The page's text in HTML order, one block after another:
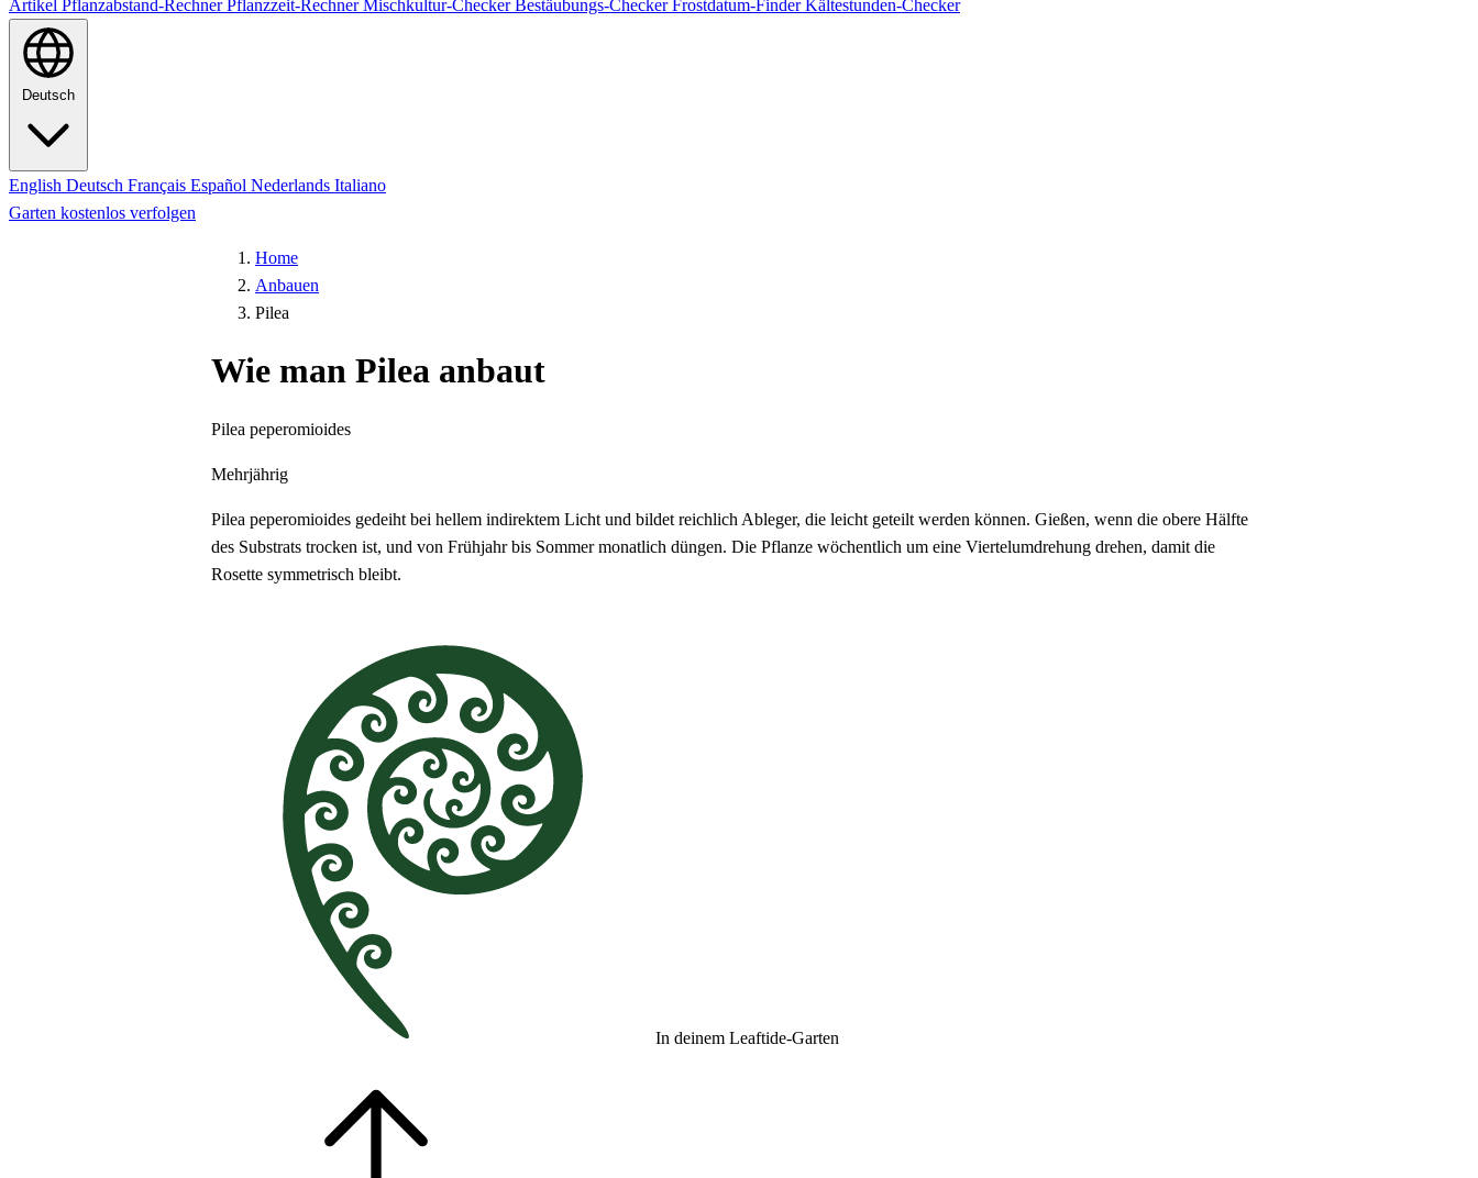
Artikel Pflanzabstand-RechnerPflanzzeit-RechnerMischkultur-CheckerBestäubungs-CheckerFrostdatum-FinderKältestunden-Checker
Deutsch
English Deutsch Français Español Nederlands Italiano
Garten kostenlos verfolgen
Home
Anbauen
Pilea
Wie man Pilea anbaut
Pilea peperomioides
Mehrjährig
Pilea peperomioides gedeiht bei hellem indirektem Licht und bildet reichlich Ableger, die leicht geteilt werden können. Gießen, wenn die obere Hälfte
des Substrats trocken ist, und von Frühjahr bis Sommer monatlich düngen. Die Pflanze wöchentlich um eine Viertelumdrehung drehen, damit die
Rosette symmetrisch bleibt.
In deinem Leaftide-Garten